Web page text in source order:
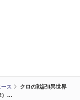
ス
クロの戦記II異世界
）…